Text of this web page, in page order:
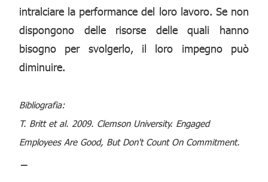
intralciare la performance del loro lavoro. Se non
dispongono delle risorse delle quali hanno
bisogno per svolgerlo, il loro impegno può
diminuire.
Bibliografia:
T. Britt et al. 2009. Clemson University. Engaged
Employees Are Good, But Don't Count On Commitment.